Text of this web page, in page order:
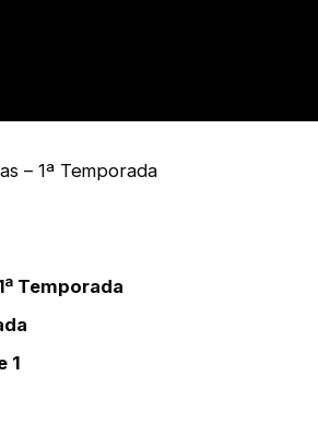
– 1ª Temporada
Temporada
1